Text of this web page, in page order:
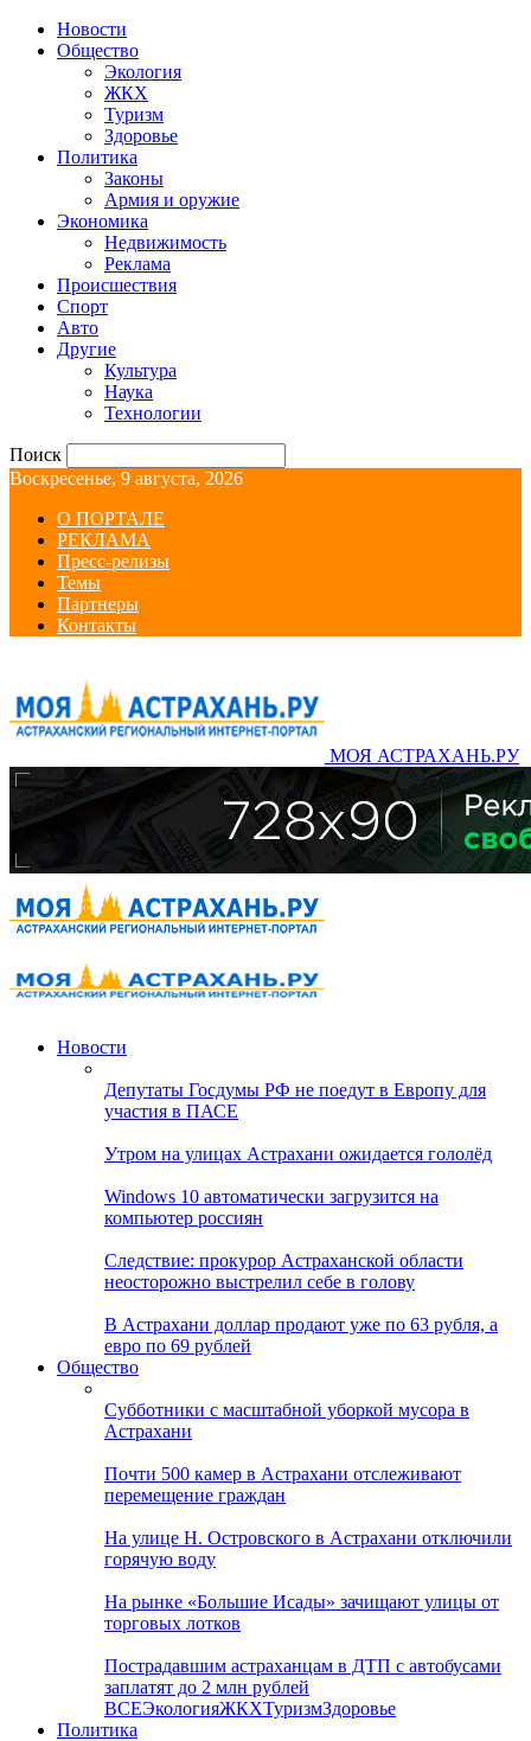
Новости
Общество
Экология
ЖКХ
Туризм
Здоровье
Политика
Законы
Армия и оружие
Экономика
Недвижимость
Реклама
Происшествия
Спорт
Авто
Другие
Культура
Наука
Технологии
Поиск
Воскресенье, 9 августа, 2026
О ПОРТАЛЕ
РЕКЛАМА
Пресс-релизы
Темы
Партнеры
Контакты
МОЯ АСТРАХАНЬ.РУ
Новости
Депутаты Госдумы РФ не поедут в Европу для
участия в ПАСЕ
Утром на улицах Астрахани ожидается гололёд
Windows 10 автоматически загрузится на
компьютер россиян
Следствие: прокурор Астраханской области
неосторожно выстрелил себе в голову
В Астрахани доллар продают уже по 63 рубля, а
евро по 69 рублей
Общество
Субботники с масштабной уборкой мусора в
Астрахани
Почти 500 камер в Астрахани отслеживают
перемещение граждан
На улице Н. Островского в Астрахани отключили
горячую воду
На рынке «Большие Исады» зачищают улицы от
торговых лотков
Пострадавшим астраханцам в ДТП с автобусами
заплатят до 2 млн рублей
ВСЕЭкологияЖКХТуризмЗдоровье
Политика